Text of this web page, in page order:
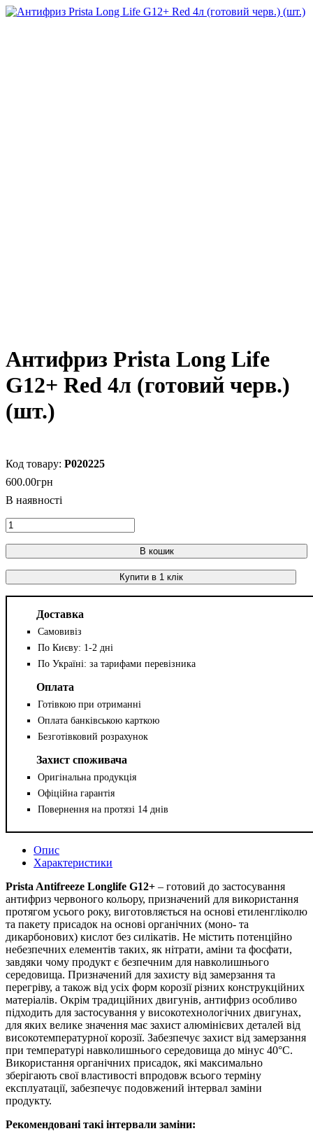
Антифриз Prista Long Life
G12+ Red 4л (готовий черв.)
(шт.)
P020225
600.00грн
В кошик
Купити в 1 клік
Доставка
Самовивіз
По Києву: 1-2 дні
По Україні: за тарифами перевізника
Оплата
Готівкою при отриманні
Оплата банківською карткою
Безготівковий розрахунок
Захист споживача
Оригінальна продукція
Офіційна гарантія
Повернення на протязі 14 днів
Опис
Характеристики
Prista Antifreeze Longlife G12+ – готовий до застосування
антифриз червоного кольору, призначений для використання
протягом усього року, виготовляється на основі етиленгліколю
та пакету присадок на основі органічних (моно- та
дикарбонових) кислот без силікатів. Не містить потенційно
небезпечних елементів таких, як нітрати, аміни та фосфати,
завдяки чому продукт є безпечним для навколишнього
середовища. Призначений для захисту від замерзання та
перегріву, а також від усіх форм корозії різних конструкційних
матеріалів. Окрім традиційних двигунів, антифриз особливо
підходить для застосування у високотехнологічних двигунах,
для яких велике значення має захист алюмінієвих деталей від
високотемпературної корозії. Забезпечує захист від замерзання
при температурі навколишнього середовища до мінус 40°С.
Використання органічних присадок, які максимально
зберігають свої властивості впродовж всього терміну
експлуатації, забезпечує подовжений інтервал заміни
продукту.
Рекомендовані такі інтервали заміни: